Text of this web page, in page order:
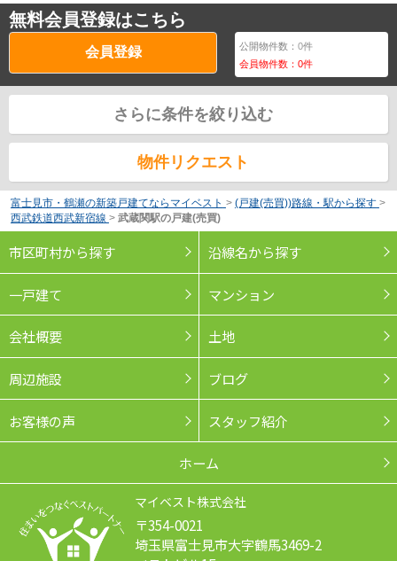
無料会員登録はこちら
会員登録 公開物件数：0件
会員物件数：0件
さらに条件を絞り込む
物件リクエスト
富士見市・鶴瀬の新築戸建てならマイベスト > (戸建(売買))路線・駅から探す >
西武鉄道西武新宿線 > 武蔵関駅の戸建(売買)
市区町村から探す 沿線名から探す
一戸建て マンション
会社概要 土地
周辺施設 ブログ
お客様の声 スタッフ紹介
ホーム
マイベスト株式会社
〒354-0021
埼玉県富士見市大字鶴馬3469-2